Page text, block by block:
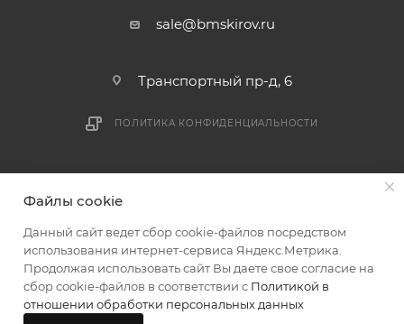
sale@bmskirov.ru
Транспортный пр-д, 6
ПОЛИТИКА КОНФИДЕНЦИАЛЬНОСТИ
Файлы cookie
Данный сайт ведет сбор cookie-файлов посредством
использования интернет-сервиса Яндекс.Метрика.
Продолжая использовать сайт Вы даете свое согласие на
сбор cookie-файлов в соответствии с Политикой в
отношении обработки персональных данных